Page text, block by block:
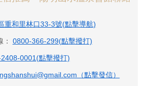
重和里林口33-3號(點擊導航)
： 0800-366-299(點擊撥打)
0001(點擊撥打)
（點擊發信）